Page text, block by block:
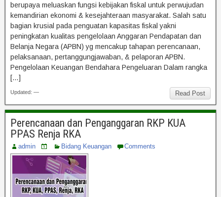
berupaya meluaskan fungsi kebijakan fiskal untuk perwujudan
kemandirian ekonomi & kesejahteraan masyarakat. Salah satu
bagian krusial pada penguatan kapasitas fiskal yakni
peningkatan kualitas pengelolaan Anggaran Pendapatan dan
Belanja Negara (APBN) yg mencakup tahapan perencanaan,
pelaksanaan, pertanggungjawaban, & pelaporan APBN.
Pengelolaan Keuangan Bendahara Pengeluaran Dalam rangka
[…]
Read Post
Updated: —
Perencanaan dan Penganggaran RKP KUA
PPAS Renja RKA
admin Bidang Keuangan Comments